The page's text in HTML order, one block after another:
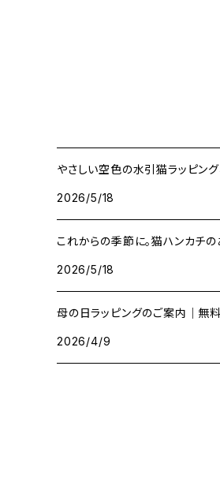
やさしい空色の水引猫ラッピング
2026/5/18
これからの季節に。猫ハンカチの
2026/5/18
母の日ラッピングのご案内｜無
2026/4/9